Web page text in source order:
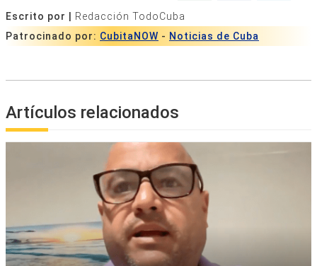
Escrito por |
Redacción TodoCuba
Patrocinado por: CubitaNOW - Noticias de Cuba
Artículos relacionados